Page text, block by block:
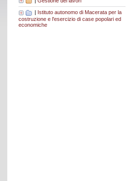
| Istituto autonomo di Macerata per la
costruzione e l'esercizio di case popolari ed
economiche